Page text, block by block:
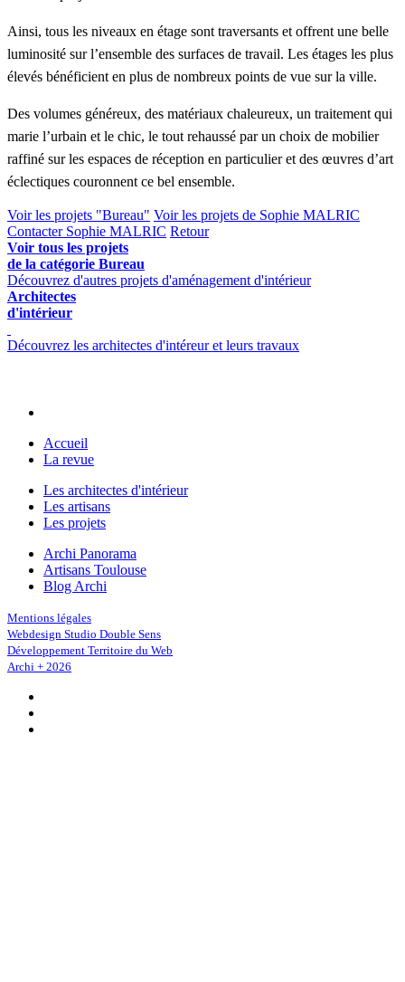
Ainsi, tous les niveaux en étage sont traversants et offrent une belle
luminosité sur l’ensemble des surfaces de travail. Les étages les plus
élevés bénéficient en plus de nombreux points de vue sur la ville.
Des volumes généreux, des matériaux chaleureux, un traitement qui
marie l’urbain et le chic, le tout rehaussé par un choix de mobilier
raffiné sur les espaces de réception en particulier et des œuvres d’art
éclectiques couronnent ce bel ensemble.
Voir les projets "Bureau" Voir les projets de Sophie MALRIC
Contacter Sophie MALRIC Retour
Voir tous les projets
de la catégorie Bureau
Découvrez d'autres projets d'aménagement d'intérieur
Architectes
d'intérieur
Découvrez les architectes d'intéreur et leurs travaux
Accueil
La revue
Les architectes d'intérieur
Les artisans
Les projets
Archi Panorama
Artisans Toulouse
Blog Archi
Mentions légales
Webdesign Studio Double Sens
Développement Territoire du Web
Archi + 2026